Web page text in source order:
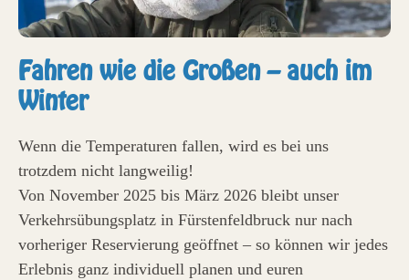
Fahren wie die Großen – auch im
Winter
Wenn die Temperaturen fallen, wird es bei uns
trotzdem nicht langweilig!
Von November 2025 bis März 2026 bleibt unser
Verkehrsübungsplatz in Fürstenfeldbruck nur nach
vorheriger Reservierung geöffnet – so können wir jedes
Erlebnis ganz individuell planen und euren